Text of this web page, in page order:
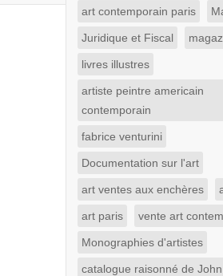
art contemporain paris
Juridique et Fiscal
livres illustres
artiste peintre americain
contemporain
fabrice venturini
Documentation sur l'art
art ventes aux enchères
art paris vente art
Monographies d'artistes
catalogue raisonné de